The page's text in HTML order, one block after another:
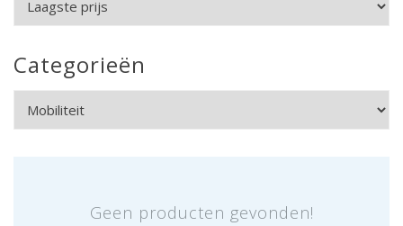
Categorieën
Geen producten gevonden!